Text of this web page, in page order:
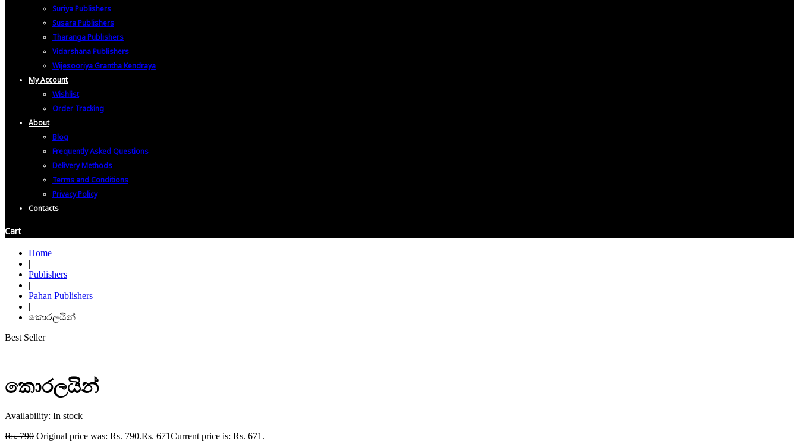
Suriya Publishers
Susara Publishers
Tharanga Publishers
Vidarshana Publishers
Wijesooriya Grantha Kendraya
My Account
Wishlist
Order Tracking
About
Blog
Frequently Asked Questions
Delivery Methods
Terms and Conditions
Privacy Policy
Contacts
Cart
Home
|
Publishers
|
Pahan Publishers
|
කොරලයින්
Best Seller
කොරලයින්
Availability: In stock
Rs.790 Original price was: Rs. 790.Rs. 671Current price is: Rs. 671.